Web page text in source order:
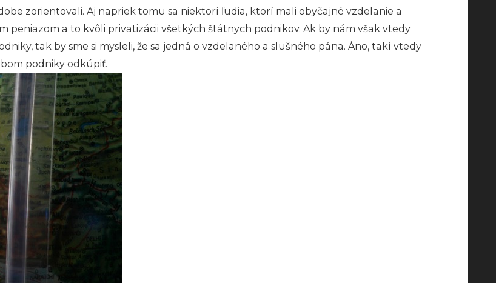
zorientovali. Aj napriek tomu sa niektorí ľudia, ktorí mali obyčajné vzdelanie a
peniazom a to kvôli privatizácii všetkých štátnych podnikov. Ak by nám však vtedy
tak by sme si mysleli, že sa jedná o vzdelaného a slušného pána. Áno, takí vtedy
podniky odkúpiť.